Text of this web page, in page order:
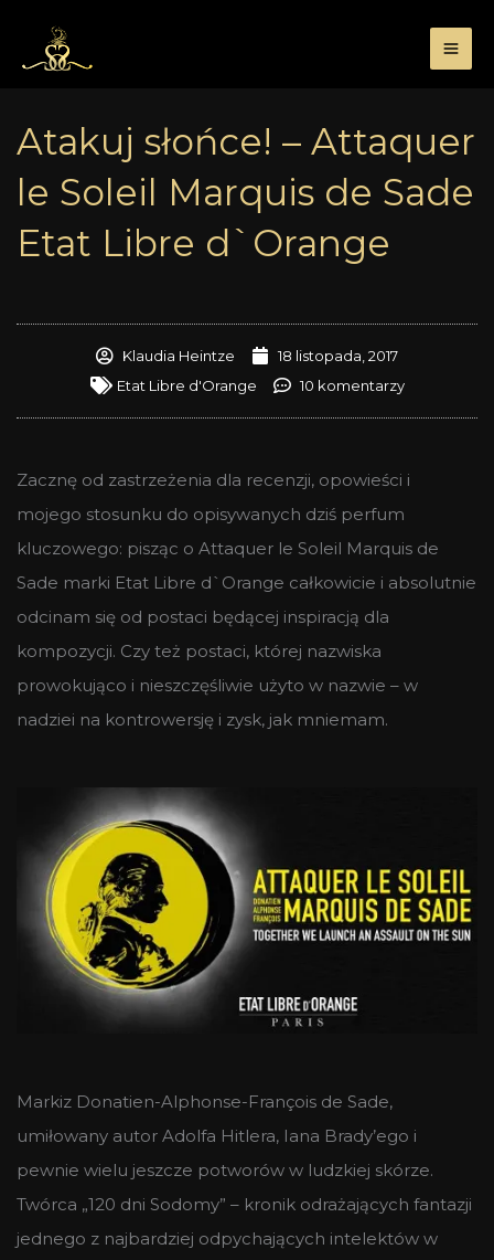
treści
Atakuj słońce! – Attaquer
le Soleil Marquis de Sade
Etat Libre d`Orange
Klaudia Heintze
18 listopada, 2017
Etat Libre d'Orange
10 komentarzy
Zacznę od zastrzeżenia dla recenzji, opowieści i
mojego stosunku do opisywanych dziś perfum
kluczowego: pisząc o Attaquer le Soleil Marquis de
Sade marki Etat Libre d`Orange całkowicie i absolutnie
odcinam się od postaci będącej inspiracją dla
kompozycji. Czy też postaci, której nazwiska
prowokująco i nieszczęśliwie użyto w nazwie – w
nadziei na kontrowersję i zysk, jak mniemam.
Markiz Donatien-Alphonse-François de Sade,
umiłowany autor Adolfa Hitlera, Iana Brady’ego i
pewnie wielu jeszcze potworów w ludzkiej skórze.
Twórca „120 dni Sodomy” – kronik odrażających fantazji
jednego z najbardziej odpychających intelektów w